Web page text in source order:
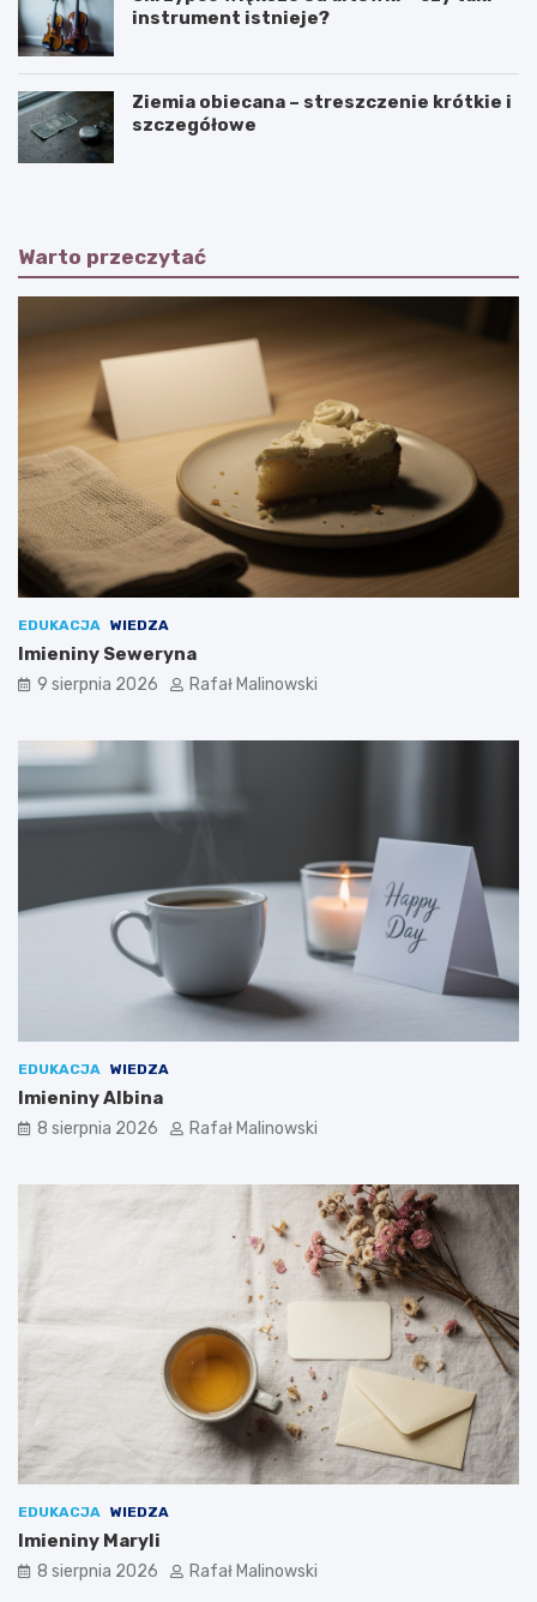
instrument istnieje?
Ziemia obiecana – streszczenie krótkie i
szczegółowe
Warto przeczytać
EDUKACJA WIEDZA
Imieniny Seweryna
9 sierpnia 2026 Rafał Malinowski
EDUKACJA WIEDZA
Imieniny Albina
8 sierpnia 2026 Rafał Malinowski
EDUKACJA WIEDZA
Imieniny Maryli
8 sierpnia 2026 Rafał Malinowski